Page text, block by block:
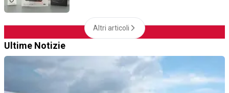
Altri articoli
Ultime Notizie